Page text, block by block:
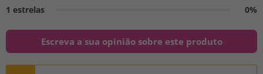
1 estrelas
0%
Escreva a sua opinião sobre este produto